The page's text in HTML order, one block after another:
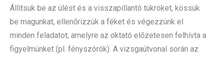
Állítsuk be az ülést és a visszapillantó tükröket, kössük
be magunkat, ellenőrizzük a féket és végezzünk el
minden feladatot, amelyre az oktató előzetesen felhívta a
figyelmünket (pl. fényszórók). A vizsgaútvonal során az